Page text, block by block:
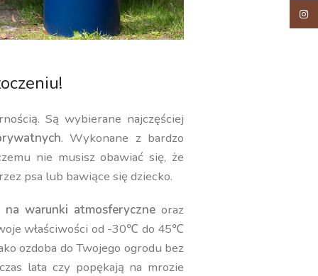
Są wybierane najczęściej
. Wykonane z bardzo
nie musisz obawiać się, że
psa lub bawiące się dziecko.
na warunki atmosferyczne oraz
właściwości od -30℃ do 45℃
ozdoba do Twojego ogrodu bez
lata czy popękają na mrozie